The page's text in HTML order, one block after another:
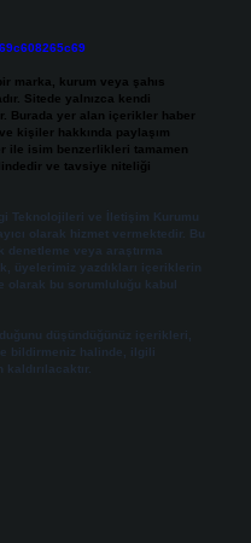
marka, kurum veya şahıs
Sitede yalnızca kendi
Burada yer alan içerikler haber
kişiler hakkında paylaşım
ile isim benzerlikleri tamamen
ve tavsiye niteliği
Teknolojileri ve İletişim Kurumu
olarak hizmet vermektedir. Bu
veya araştırma
üyelerimiz yazdıkları içeriklerin
olarak bu sorumluluğu kabul
düşündüğünüz içerikleri,
bildirmeniz halinde, ilgili